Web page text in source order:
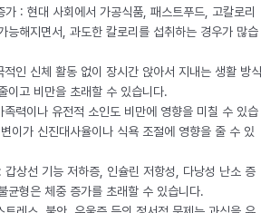
가 : 현대 사회에서 가공식품, 패스트푸드, 고칼로리
능해지면서, 과도한 칼로리를 섭취하는 경우가 많습
인 신체 활동 없이 장시간 앉아서 지내는 생활 방식
이고 비만을 초래할 수 있습니다.
력이나 유전적 소인도 비만에 영향을 미칠 수 있습
이가 신진대사율이나 식욕 조절에 영향을 줄 수 있
상선 기능 저하증, 인슐린 저항성, 다낭성 난소 증
균형은 체중 증가를 초래할 수 있습니다.